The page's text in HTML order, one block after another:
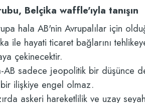
Belçika waffle'ıyla tanışın
hala AB'nin Avrupalılar için
ile hayati ticaret bağlarını
çekinecektir.
AB sadece jeopolitik bir düşünce
ilişkiye engel olmaz.
askeri hareketlilik ve uzay